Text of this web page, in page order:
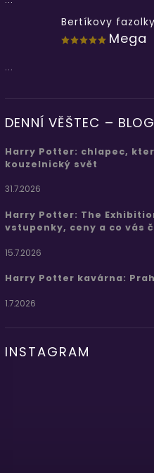
Bertíkovy
Mega
...
DENNÍ VĚŠTEC – BLOG
Harry Potter: chlapec,
kouzelnický svět
31.7.2026
Harry Potter: The
vstupenky, ceny a co vás
15.7.2026
Harry Potter kavárna:
1.7.2026
INSTAGRAM